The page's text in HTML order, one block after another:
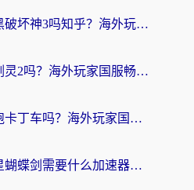
欧洲可以打暗黑破坏神3吗知乎？海外玩家国服游戏加速终极指南
在国外可以玩剑灵2吗？海外玩家国服畅玩终极指南（附永恒之塔明日方舟加速方案）
欧洲可以玩跑跑卡丁车吗？海外玩家国服游戏畅玩终极指南（附QQ炫舞剑网3解决方案）
人在国外玩流星蝴蝶剑需要什么加速器？老玩家亲测的终极解决方案